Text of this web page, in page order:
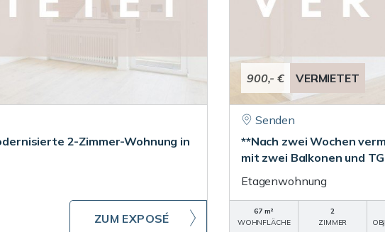
2-Zimmer-Wohnung in
ZUM EXPOSÉ
900,- € VERMIETET
Senden
**Nach zwei Wochen
mit zwei Balkonen und
Etagenwohnung
67 m²
WOHNFLÄCHE
2
ZIMMER